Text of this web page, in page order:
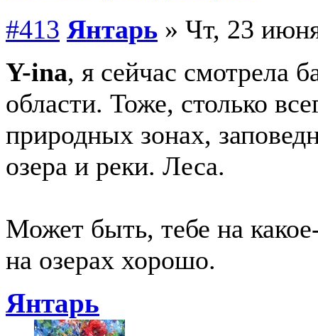
#413 Янтарь » Чт, 23
Y-ina, я сейчас смотрела
области. Тоже, столько
природных зонах,
озера и реки. Леса.
Может быть, тебе на
на озерах хорошо.
Янтарь